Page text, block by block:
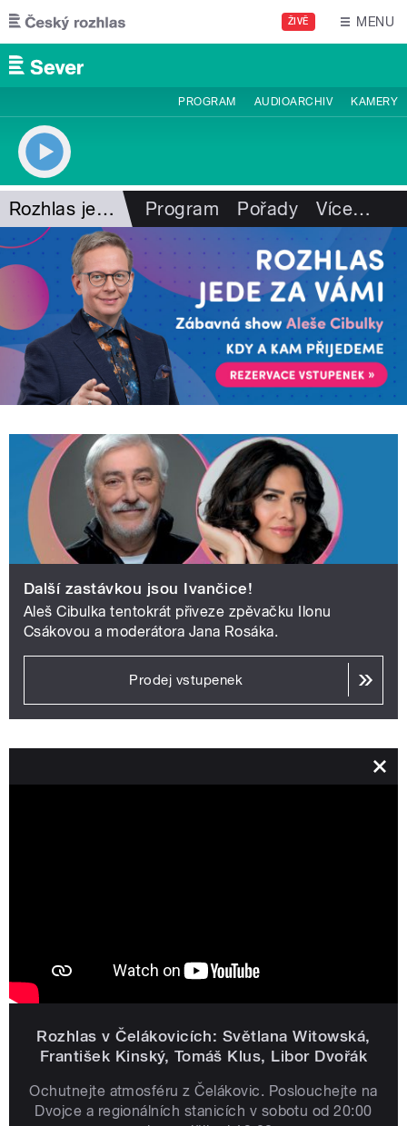
Přejít k hlavnímu obsahu
ŽIVĚ MENU
PROGRAM AUDIOARCHIV KAMERY
Rozhlas jede za vámi Program Pořady Více…
Další zastávkou jsou Ivančice!
Aleš Cibulka tentokrát přiveze zpěvačku Ilonu
Csákovou a moderátora Jana Rosáka.
Prodej vstupenek
Rozhlas v Čelákovicích: Světlana Witowská,
František Kinský, Tomáš Klus, Libor Dvořák
Ochutnejte atmosféru z Čelákovic. Poslouchejte na
Dvojce a regionálních stanicích v sobotu od 20:00